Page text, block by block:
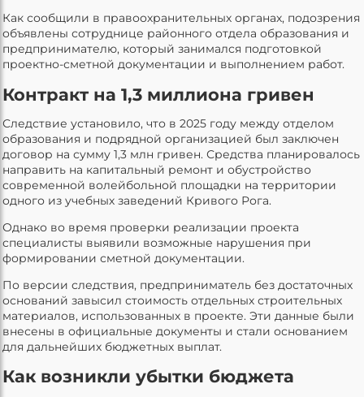
Как сообщили в правоохранительных органах, подозрения
объявлены сотруднице районного отдела образования и
предпринимателю, который занимался подготовкой
проектно-сметной документации и выполнением работ.
Контракт на 1,3 миллиона гривен
Следствие установило, что в 2025 году между отделом
образования и подрядной организацией был заключен
договор на сумму 1,3 млн гривен. Средства планировалось
направить на капитальный ремонт и обустройство
современной волейбольной площадки на территории
одного из учебных заведений Кривого Рога.
Однако во время проверки реализации проекта
специалисты выявили возможные нарушения при
формировании сметной документации.
По версии следствия, предприниматель без достаточных
оснований завысил стоимость отдельных строительных
материалов, использованных в проекте. Эти данные были
внесены в официальные документы и стали основанием
для дальнейших бюджетных выплат.
Как возникли убытки бюджета